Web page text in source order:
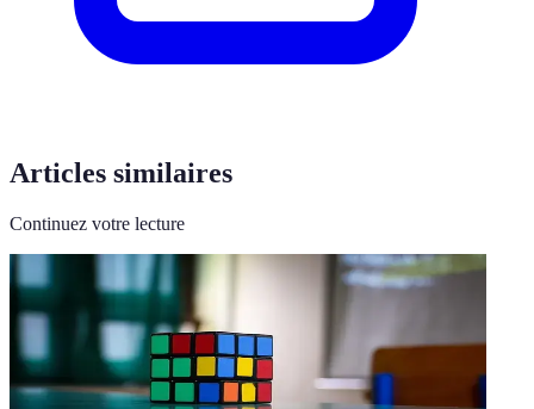
Articles similaires
Continuez votre lecture